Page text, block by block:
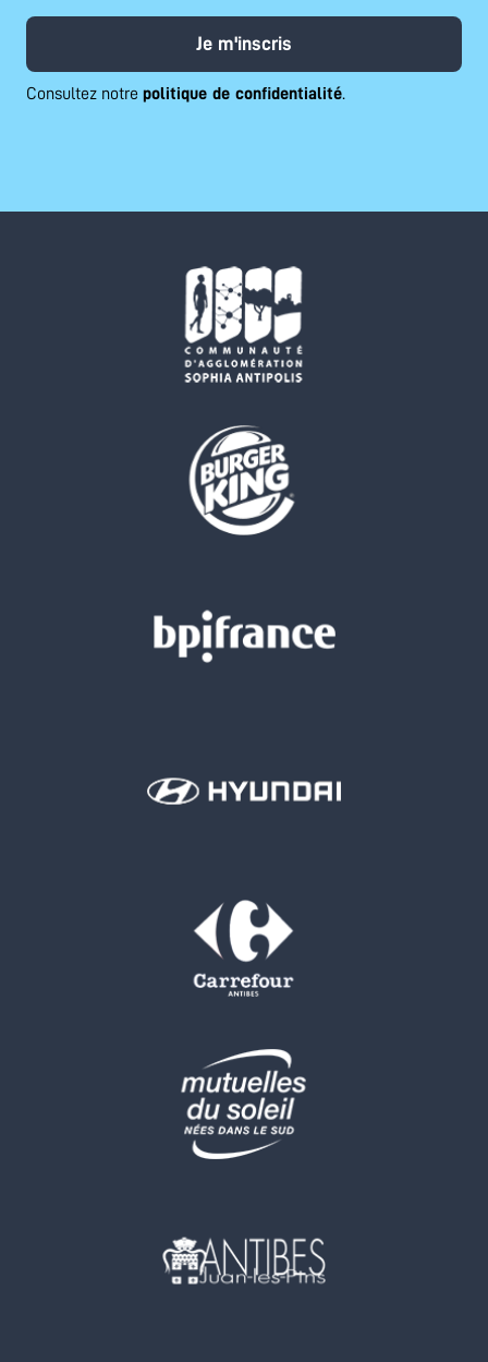
Je m'inscris
Consultez notre politique de confidentialité.